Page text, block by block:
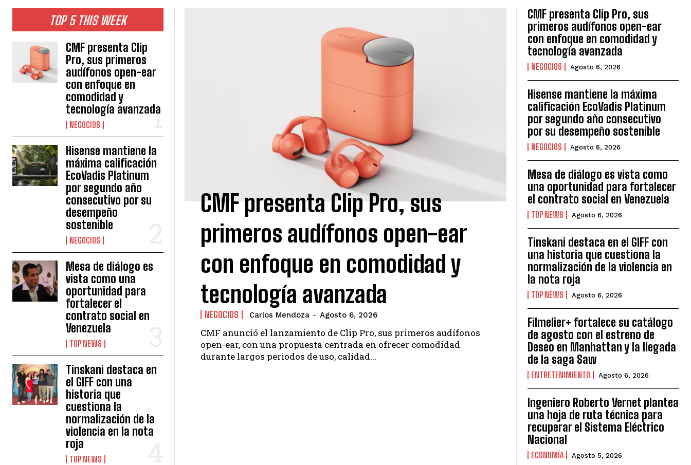
I WANT IN
I've read and accept the Privacy Policy
TOP 5 THIS WEEK
CMF presenta Clip
Pro, sus primeros
audífonos open-ear
con enfoque en
comodidad y
tecnología avanzada
NEGOCIOS
Hisense mantiene la
máxima calificación
EcoVadis Platinum
por segundo año
consecutivo por su
desempeño
sostenible
NEGOCIOS
Mesa de diálogo es
vista como una
oportunidad para
fortalecer el
contrato social en
Venezuela
TOP NEWS
Tinskani destaca en
el GIFF con una
historia que
cuestiona la
normalización de la
violencia en la nota
roja
TOP NEWS
CMF presenta Clip Pro, sus
primeros audífonos open-ear
con enfoque en comodidad y
tecnología avanzada
NEGOCIOS Carlos Mendoza - Agosto 6, 2026
CMF anunció el lanzamiento de Clip Pro, sus primeros audífonos
open-ear, con una propuesta centrada en ofrecer comodidad
durante largos periodos de uso, calidad...
CMF presenta Clip Pro, sus
primeros audífonos open-ear
con enfoque en comodidad y
tecnología avanzada
NEGOCIOS Agosto 6, 2026
Hisense mantiene la máxima
calificación EcoVadis Platinum
por segundo año consecutivo
por su desempeño sostenible
NEGOCIOS Agosto 6, 2026
Mesa de diálogo es vista como
una oportunidad para fortalecer
el contrato social en Venezuela
TOP NEWS Agosto 6, 2026
Tinskani destaca en el GIFF con
una historia que cuestiona la
normalización de la violencia en
la nota roja
TOP NEWS Agosto 6, 2026
Filmelier+ fortalece su catálogo
de agosto con el estreno de
Deseo en Manhattan y la llegada
de la saga Saw
ENTRETENIMIENTO Agosto 6, 2026
Ingeniero Roberto Vernet plantea
una hoja de ruta técnica para
recuperar el Sistema Eléctrico
Nacional
ECONOMÍA Agosto 5, 2026